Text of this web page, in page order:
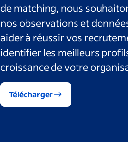
de matching, nous
nos observations et
aider à réussir vos
identifier les meilleurs
croissance de votre
Télécharger